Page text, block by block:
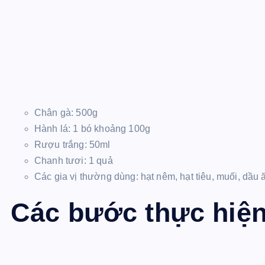
Chân gà: 500g
Hành lá: 1 bó khoảng 100g
Rượu trắng: 50ml
Chanh tươi: 1 quả
Các gia vị thường dùng: hạt nêm, hạt tiêu, muối, dầu
Các bước thực